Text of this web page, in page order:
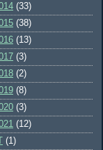
(33)
(38)
(13)
(3)
(2)
(8)
(3)
(12)
(1)